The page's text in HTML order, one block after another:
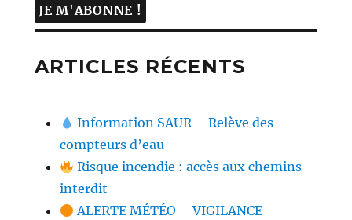
ARTICLES RÉCENTS
Information SAUR – Relève des
compteurs d’eau
Risque incendie : accès aux chemins
interdit
ALERTE MÉTÉO – VIGILANCE